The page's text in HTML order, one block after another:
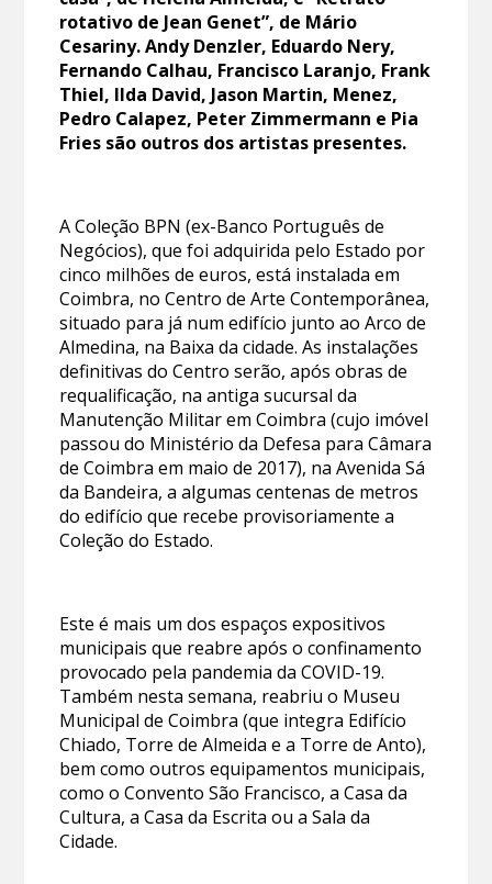
rotativo de Jean Genet”, de Mário
Cesariny. Andy Denzler, Eduardo Nery,
Fernando Calhau, Francisco Laranjo, Frank
Thiel, Ilda David, Jason Martin, Menez,
Pedro Calapez, Peter Zimmermann e Pia
Fries são outros dos artistas presentes.
A Coleção BPN (ex-Banco Português de
Negócios), que foi adquirida pelo Estado por
cinco milhões de euros, está instalada em
Coimbra, no Centro de Arte Contemporânea,
situado para já num edifício junto ao Arco de
Almedina, na Baixa da cidade. As instalações
definitivas do Centro serão, após obras de
requalificação, na antiga sucursal da
Manutenção Militar em Coimbra (cujo imóvel
passou do Ministério da Defesa para Câmara
de Coimbra em maio de 2017), na Avenida Sá
da Bandeira, a algumas centenas de metros
do edifício que recebe provisoriamente a
Coleção do Estado.
Este é mais um dos espaços expositivos
municipais que reabre após o confinamento
provocado pela pandemia da COVID-19.
Também nesta semana, reabriu o Museu
Municipal de Coimbra (que integra Edifício
Chiado, Torre de Almeida e a Torre de Anto),
bem como outros equipamentos municipais,
como o Convento São Francisco, a Casa da
Cultura, a Casa da Escrita ou a Sala da
Cidade.